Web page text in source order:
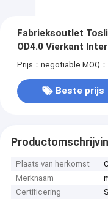
Fabrieksoutlet
OD4.0 Vierkant
soundbar
Prijs：negotiable MOQ
Beste prijs
Plaats van herkomst
Merknaam
Certificering